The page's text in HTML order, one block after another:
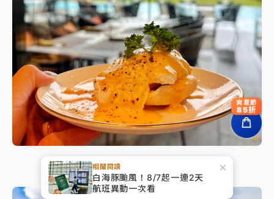
現做班尼迪克蛋。劉沛妘攝 ×
相關閱讀
白海豚颱風！8/7起一連2天
航班異動一次看
爽夏節
85折